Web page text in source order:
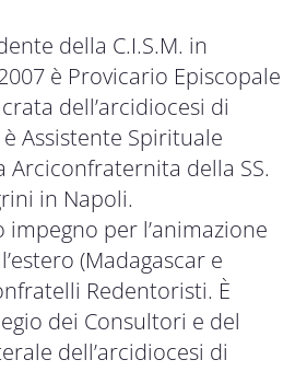
della C.I.S.M. in
è Provicario Episcopale
dell’arcidiocesi di
Assistente Spirituale
Arciconfraternita della SS.
in Napoli.
impegno per l’animazione
(Madagascar e
Redentoristi. È
dei Consultori e del
dell’arcidiocesi di